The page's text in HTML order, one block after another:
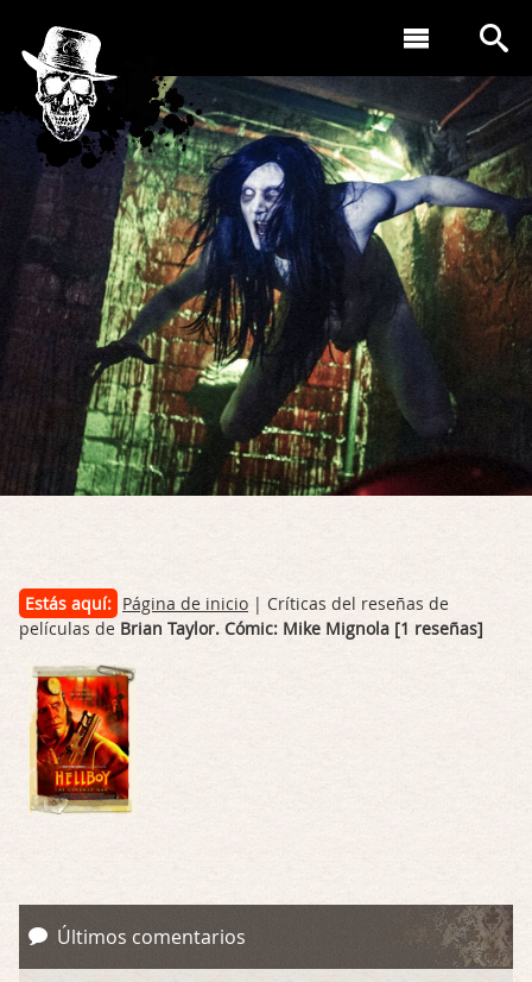
Estás aquí: Página de inicio | Críticas del reseñas de
películas de Brian Taylor. Cómic: Mike Mignola [1 reseñas]
Últimos comentarios